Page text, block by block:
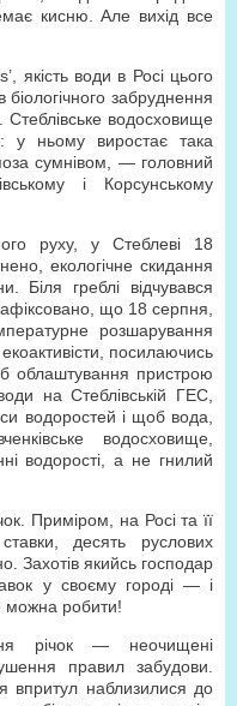
кисню. Але вихід все
якість води в Росі цього
забруднення
Стеблівське водосховище
у ньому виростає така
сумнівом, — головний
і Корсунському
руху, у Стеблеві 18
екологічне скидання
Біля греблі відчувався
що 18 серпня,
розшарування
посилаючись
б облаштування пристрою
на Стеблівській ГЕС,
водоростей і щоб вода,
водосховище,
водорості, а не гнилий
Приміром, на Росі та її
десять руслових
Захотів якийсь господар
у своєму городі — і
можна робити!
річок — неочищені
правил забудови.
впритул наблизилися до